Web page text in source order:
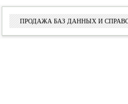
ПРОДАЖА БАЗ ДАННЫХ И